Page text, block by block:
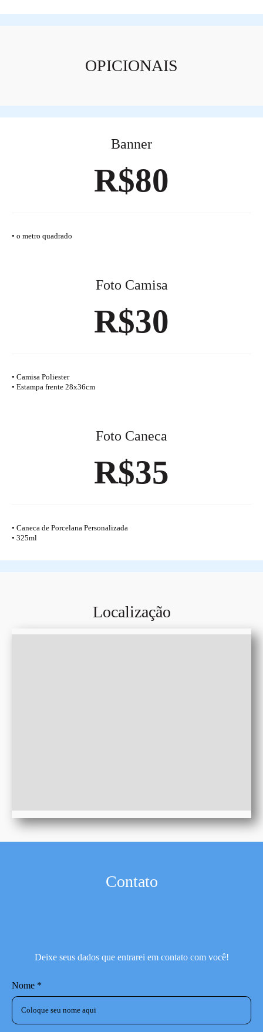
OPICIONAIS
Banner
R$80
• o metro quadrado
Foto Camisa
R$30
• Camisa Poliester
• Estampa frente 28x36cm
Foto Caneca
R$35
• Caneca de Porcelana Personalizada
• 325ml
Localização
Contato
Deixe seus dados que entrarei em contato com você!
Nome *